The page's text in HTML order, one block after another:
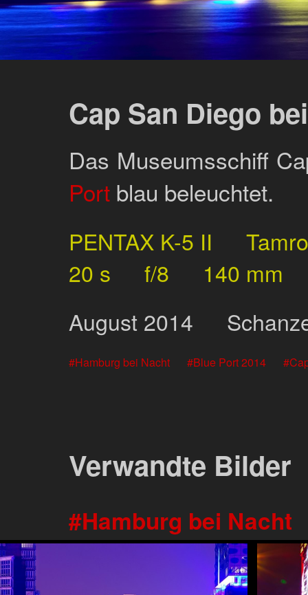
Cap San Diego
Das Museumsschiff
Port blau beleuchtet.
PENTAX K-5 II
20 s
f/8
140 mm
August 2014
Hamburg bei Nacht Blue Port 2014
Verwandte Bilder
Hamburg bei Nacht